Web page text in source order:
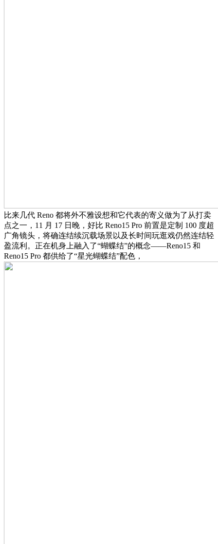
比来几代 Reno 都将外不雅设想和它代表的寄义做为了从打卖
点之一，11 月 17 日晚，好比 Reno15 Pro 前置是定制 100 度超
广角镜头，将确连结续沉载场景以及长时间玩逛戏仍然连结轻
盈流利。正在机身上融入了“蝴蝶结”的概念——Reno15 和
Reno15 Pro 都供给了“星光蝴蝶结”配色，